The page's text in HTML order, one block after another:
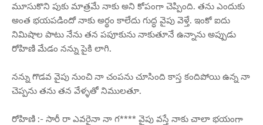
మూసుకొని పుకు మాత్రమే నాకు అని కోపంగా చెప్పింది. తను ఎందుకు
అంత భయపడిందో నాకు అర్థం కాలేదు గుద్ధ వైపు వెళ్తే. ఇంకో ఐదు
నిమిషాల పాటు నేను తన పపూకును నాకుతూనే ఉన్నాను అప్పుడు
రోహిణి మేడం నన్ను పైకి లాగి.
నన్ను గొడవ వైపు నుంచి నా చంపను చూసింది కాస్త కందిపోయి ఉన్న నా
చెప్పను తను తన వేళ్ళతో నిములతూ.
రోహిణి :- సారీ రా ఎవరైనా నా గ**** వైపు వస్తే నాకు చాలా భయంగా